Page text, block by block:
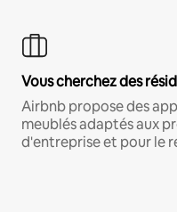
Vous cherchez des
Airbnb propose des
meublés adaptés aux
d'entreprise et pour le